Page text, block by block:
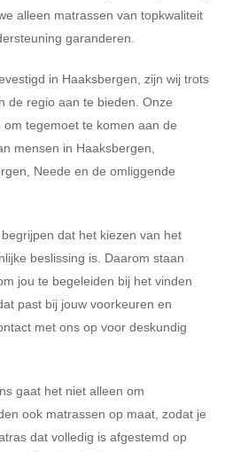
alleen matrassen van topkwaliteit
garanderen.
in Haaksbergen, zijn wij trots
de regio aan te bieden. Onze
tegemoet te komen aan de
mensen in Haaksbergen,
Neede en de omliggende
dat het kiezen van het
beslissing is. Daarom staan
jou te begeleiden bij het vinden
past bij jouw voorkeuren en
met ons op voor deskundig
gaat het niet alleen om
ook matrassen op maat, zodat je
dat volledig is afgestemd op